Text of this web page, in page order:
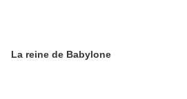
La reine de Babylone